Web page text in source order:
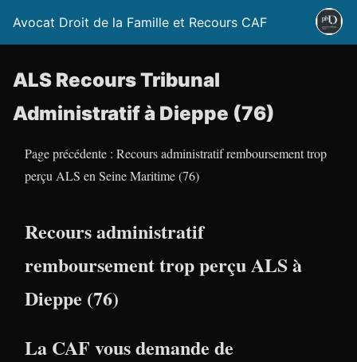
Avocat Droit de la Famille et Recours CAF
ALS Recours Tribunal
Administratif à Dieppe (76)
Page précédente : Recours administratif remboursement trop
perçu ALS en Seine Maritime (76)
Recours administratif
remboursement trop perçu ALS à
Dieppe (76)
La CAF vous demande de